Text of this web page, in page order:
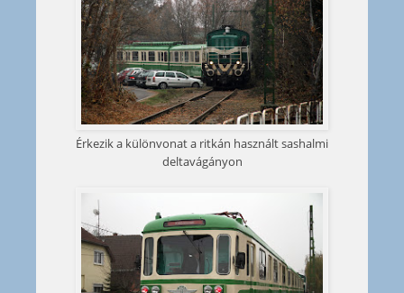
Érkezik a különvonat a ritkán használt sashalmi
deltavágányon